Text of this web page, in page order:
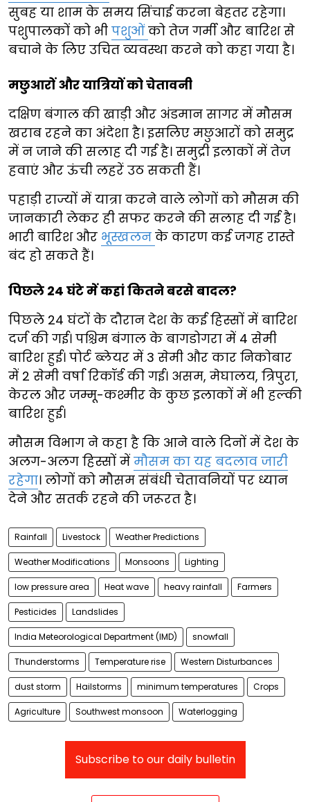
सुबह या शाम के समय सिंचाई करना बेहतर रहेगा।
पशुपालकों को भी पशुओंको तेज गर्मी और बारिश से
बचाने के लिए उचित व्यवस्था करने को कहा गया है।
मछुआरों और यात्रियों को चेतावनी
दक्षिण बंगाल की खाड़ी और अंडमान सागर में मौसम
खराब रहने का अंदेशा है। इसलिए मछुआरों को समुद्र
में न जाने की सलाह दी गई है। समुद्री इलाकों में तेज
हवाएं और ऊंची लहरें उठ सकती हैं।
पहाड़ी राज्यों में यात्रा करने वाले लोगों को मौसम की
जानकारी लेकर ही सफर करने की सलाह दी गई है।
भारी बारिश और भूस्खलन के कारण कई जगह रास्ते
बंद हो सकते हैं।
पिछले 24 घंटे में कहां कितने बरसे बादल?
पिछले 24 घंटों के दौरान देश के कई हिस्सों में बारिश
दर्ज की गई। पश्चिम बंगाल के बागडोगरा में 4 सेमी
बारिश हुई। पोर्ट ब्लेयर में 3 सेमी और कार निकोबार
में 2 सेमी वर्षा रिकॉर्ड की गई। असम, मेघालय, त्रिपुरा,
केरल और जम्मू-कश्मीर के कुछ इलाकों में भी हल्की
बारिश हुई।
मौसम विभाग ने कहा है कि आने वाले दिनों में देश के
अलग-अलग हिस्सों में मौसम का यह बदलाव जारी
रहेगा। लोगों को मौसम संबंधी चेतावनियों पर ध्यान
देने और सतर्क रहने की जरूरत है।
Rainfall Livestock Weather Predictions
Weather Modifications Monsoons Lighting
low pressure area Heat wave heavy rainfall Farmers
Pesticides Landslides
India Meteorological Department (IMD) snowfall
Thunderstorms Temperature rise Western Disturbances
dust storm Hailstorms minimum temperatures Crops
Agriculture Southwest monsoon Waterlogging
Subscribe to our daily bulletin